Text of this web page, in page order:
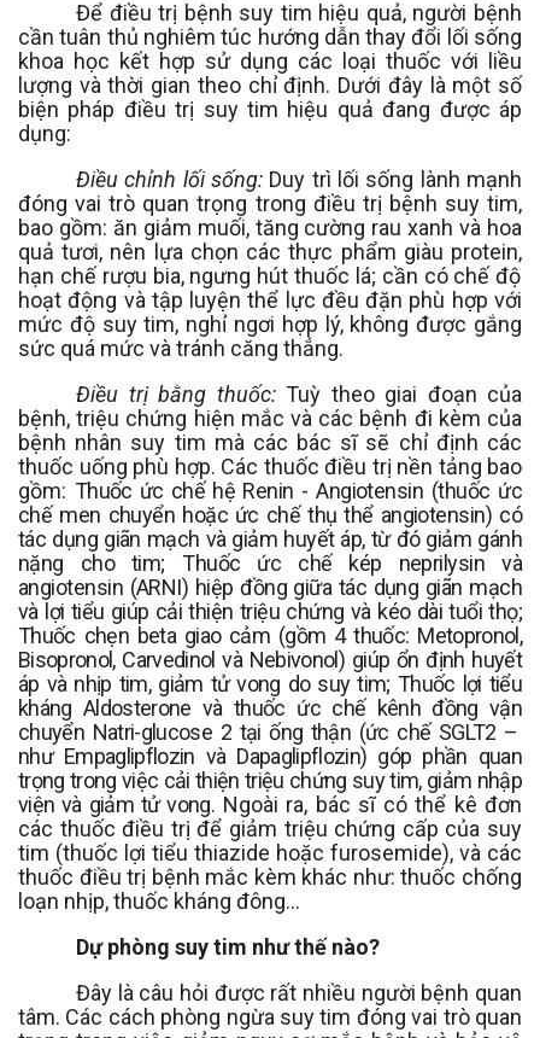
Để điều trị bệnh suy tim hiệu quả, người bệnh
cần tuân thủ nghiêm túc hướng dẫn thay đổi lối sống
khoa học kết hợp sử dụng các loại thuốc với liều
lượng và thời gian theo chỉ định. Dưới đây là một số
biện pháp điều trị suy tim hiệu quả đang được áp
dụng:
Điều chỉnh lối sống: Duy trì lối sống lành mạnh
đóng vai trò quan trọng trong điều trị bệnh suy tim,
bao gồm: ăn giảm muối, tăng cường rau xanh và hoa
quả tươi, nên lựa chọn các thực phẩm giàu protein,
hạn chế rượu bia, ngưng hút thuốc lá; cần có chế độ
hoạt động và tập luyện thể lực đều đặn phù hợp với
mức độ suy tim, nghỉ ngơi hợp lý, không được gắng
sức quá mức và tránh căng thẳng.
Điều trị bằng thuốc: Tuỳ theo giai đoạn của
bệnh, triệu chứng hiện mắc và các bệnh đi kèm của
bệnh nhân suy tim mà các bác sĩ sẽ chỉ định các
thuốc uống phù hợp. Các thuốc điều trị nền tảng bao
gồm:Thuốc ức chế hệ Renin - Angiotensin (thuốc ức
chế men chuyển hoặc ức chế thụ thể angiotensin) có
tác dụng giãn mạch và giảm huyết áp, từ đó giảm gánh
nặng cho tim;
Thuốc ức chế kép neprilysin và
angiotensin (ARNI) hiệp đồng giữa tác dụng giãn mạch
và lợi tiểu giúp cải thiện triệu chứng và kéo dài tuổi thọ;
Thuốc chẹn beta giao cảm (gồm 4 thuốc: Metopronol,
Bisopronol, Carvedinol và Nebivonol) giúp ổn định huyết
áp và nhịp tim, giảm tử vong do suy tim; Thuốc lợi tiểu
kháng Aldosterone và thuốc ức chế kênh đồng vận
chuyển Natri-glucose 2 tại ống thận (ức chế SGLT2 –
như Empaglipflozin và Dapaglipflozin) góp phần quan
trọng trong việc cải thiện triệu chứng suy tim, giảm nhập
viện và giảm tử vong. Ngoài ra, bác sĩ có thể kê đơn
các thuốc điều trị để giảm triệu chứng cấp của suy
tim (thuốc lợi tiểu thiazide hoặc furosemide), và các
thuốc điều trị bệnh mắc kèm khác như: thuốc chống
loạn nhịp, thuốc kháng đông...
Dự phòng suy tim như thế nào?
Đây là câu hỏi được rất nhiều người bệnh quan
tâm. Các cách phòng ngừa suy tim đóng vai trò quan